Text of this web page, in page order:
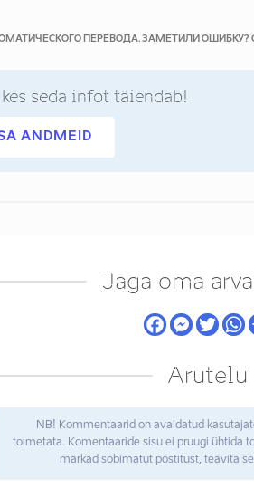
ПЕРЕВОДА. ЗАМЕТИЛИ ОШИБКУ?
seda infot täiendab!
ANDMEID
Jaga oma
Arutelu
NB! Kommentaarid on avaldatud
toimetata. Komentaaride sisu ei pruugi ühtida
märkad sobimatut postitust, teavita